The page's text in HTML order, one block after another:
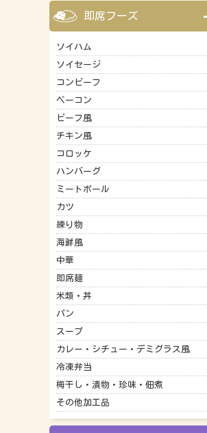
即席フーズ
ソイハム
ソイセージ
コンビーフ
ベーコン
ビーフ風
チキン風
コロッケ
ハンバーグ
ミートボール
カツ
練り物
海鮮風
中華
即席麺
米類・丼
パン
スープ
カレー・シチュー・デミグラス風
冷凍弁当
梅干し・漬物・珍味・佃煮
その他加工品